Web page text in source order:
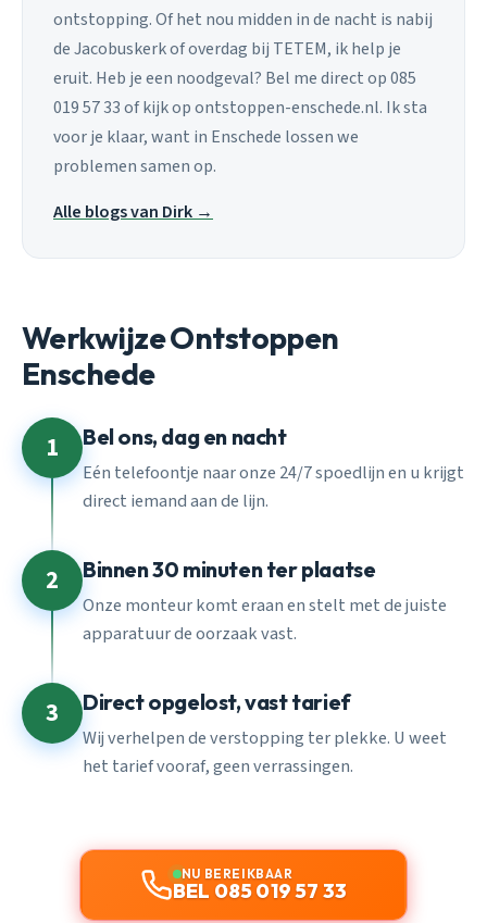
ontstopping. Of het nou midden in de nacht is nabij
de Jacobuskerk of overdag bij TETEM, ik help je
eruit. Heb je een noodgeval? Bel me direct op 085
019 57 33 of kijk op ontstoppen-enschede.nl. Ik sta
voor je klaar, want in Enschede lossen we
problemen samen op.
Alle blogs van Dirk →
Werkwijze Ontstoppen
Enschede
1 Bel ons, dag en nacht
Eén telefoontje naar onze 24/7 spoedlijn en u krijgt
direct iemand aan de lijn.
2 Binnen 30 minuten ter plaatse
Onze monteur komt eraan en stelt met de juiste
apparatuur de oorzaak vast.
3 Direct opgelost, vast tarief
Wij verhelpen de verstopping ter plekke. U weet
het tarief vooraf, geen verrassingen.
NU BEREIKBAAR
BEL 085 019 57 33